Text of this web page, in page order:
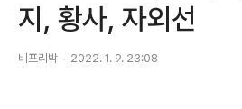
지, 황사, 자외선
비프리박 2022. 1. 9. 23:08